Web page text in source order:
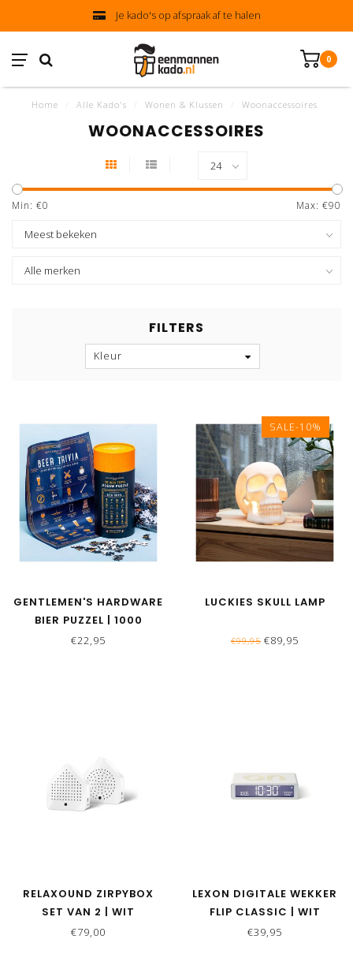
Je kado's op afspraak af te halen
0
Home Alle Kado's Wonen & Klussen Woonaccessoires
WOONACCESSOIRES
Min: €0 Max: €90
FILTERS
Kleur
GENTLEMEN'S HARDWARE
BIER PUZZEL | 1000
STUKJES
€22,95
SALE-10%
LUCKIES SKULL LAMP
€99,95 €89,95
RELAXOUND ZIRPYBOX
SET VAN 2 | WIT
€79,00
LEXON DIGITALE WEKKER
FLIP CLASSIC | WIT
€39,95